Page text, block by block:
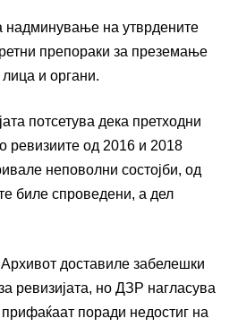
надминување на утврдените
препораки за преземање
и органи.
потсетува дека претходни
ревизиите од 2016 и 2018
неповолни состојби, од
биле спроведени, а дел
доставиле забелешки
ревизијата, но ДЗР нагласува
поради недостиг на